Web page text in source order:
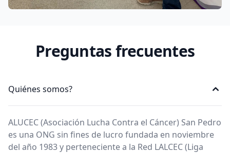
Preguntas frecuentes
Quiénes somos?
ALUCEC (Asociación Lucha Contra el Cáncer) San Pedro
es una ONG sin fines de lucro fundada en noviembre
del año 1983 y perteneciente a la Red LALCEC (Liga